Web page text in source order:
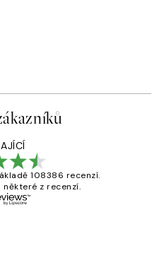
108386 recenzí.
některé z recenzí.